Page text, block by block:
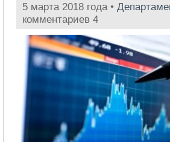
5 марта 2018 года •
комментариев 4